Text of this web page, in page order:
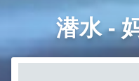
潜水 -